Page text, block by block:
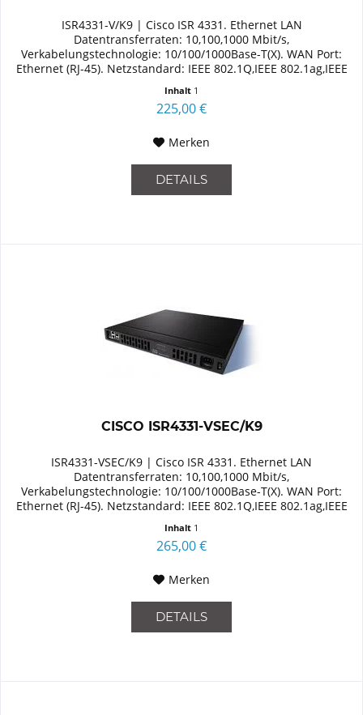
ISR4331-V/K9 | Cisco ISR 4331. Ethernet LAN
Datentransferraten: 10,100,1000 Mbit/s,
Verkabelungstechnologie: 10/100/1000Base-T(X). WAN Port:
Ethernet (RJ-45). Netzstandard: IEEE 802.1Q,IEEE 802.1ag,IEEE
Inhalt 1
225,00 €
Merken
DETAILS
CISCO ISR4331-VSEC/K9
ISR4331-VSEC/K9 | Cisco ISR 4331. Ethernet LAN
Datentransferraten: 10,100,1000 Mbit/s,
Verkabelungstechnologie: 10/100/1000Base-T(X). WAN Port:
Ethernet (RJ-45). Netzstandard: IEEE 802.1Q,IEEE 802.1ag,IEEE
Inhalt 1
265,00 €
Merken
DETAILS